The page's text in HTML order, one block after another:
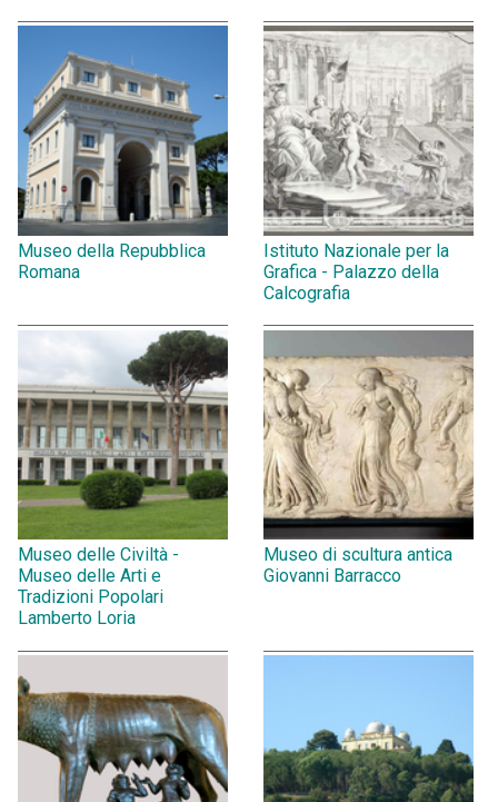
Museo della Repubblica
Romana
Istituto Nazionale per la
Grafica - Palazzo della
Calcografia
Museo delle Civiltà -
Museo delle Arti e
Tradizioni Popolari
Lamberto Loria
Museo di scultura antica
Giovanni Barracco